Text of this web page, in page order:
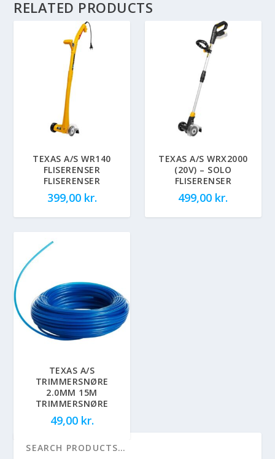
RELATED PRODUCTS
TEXAS A/S WR140
FLISERENSER
FLISERENSER
399,00 kr.
TEXAS A/S WRX2000
(20V) – SOLO
FLISERENSER
499,00 kr.
TEXAS A/S
TRIMMERSNØRE
2.0MM 15M
TRIMMERSNØRE
49,00 kr.